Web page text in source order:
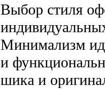
Выбор стиля
Минимализм
и
шика и